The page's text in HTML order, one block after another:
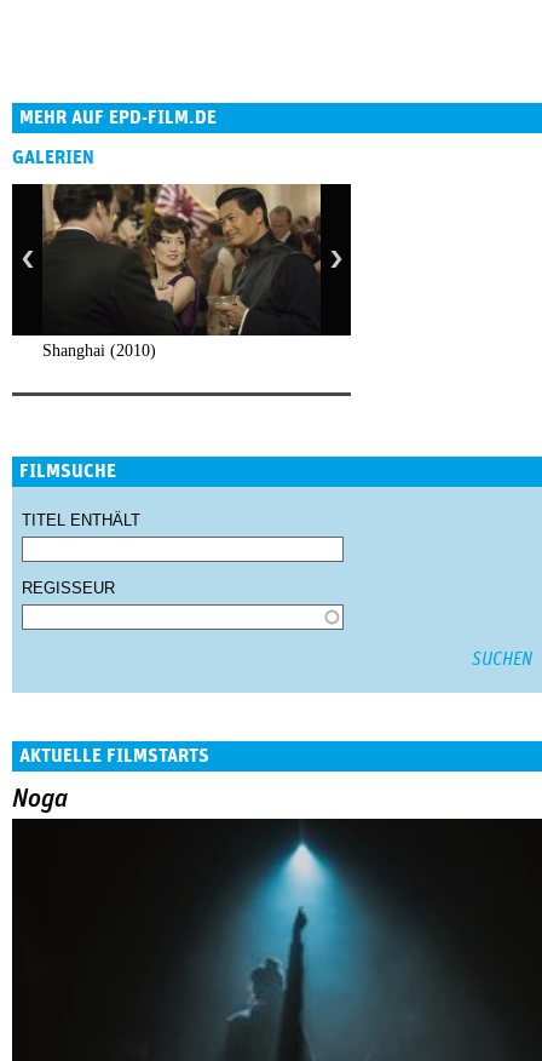
MEHR AUF EPD-FILM.DE
GALERIEN
Shanghai (2010)
FILMSUCHE
TITEL ENTHÄLT
REGISSEUR
AKTUELLE FILMSTARTS
Noga